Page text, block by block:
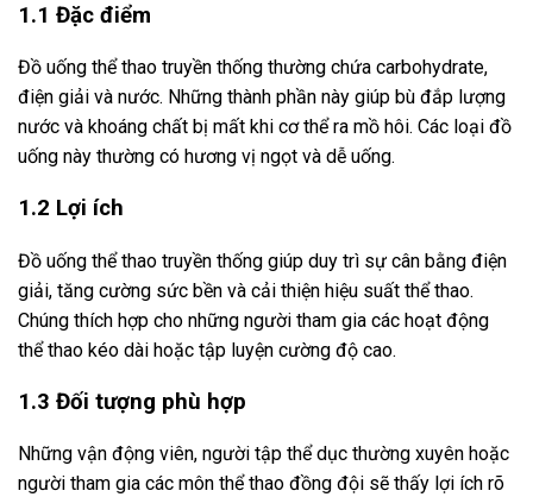
1.1 Đặc điểm
Đồ uống thể thao truyền thống thường chứa carbohydrate,
điện giải và nước. Những thành phần này giúp bù đắp lượng
nước và khoáng chất bị mất khi cơ thể ra mồ hôi. Các loại đồ
uống này thường có hương vị ngọt và dễ uống.
1.2 Lợi ích
Đồ uống thể thao truyền thống giúp duy trì sự cân bằng điện
giải, tăng cường sức bền và cải thiện hiệu suất thể thao.
Chúng thích hợp cho những người tham gia các hoạt động
thể thao kéo dài hoặc tập luyện cường độ cao.
1.3 Đối tượng phù hợp
Những vận động viên, người tập thể dục thường xuyên hoặc
người tham gia các môn thể thao đồng đội sẽ thấy lợi ích rõ